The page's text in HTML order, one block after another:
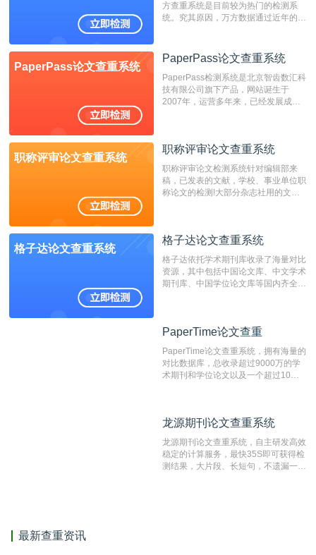
方查重系统是目前较为热门的检测系
统。究其原因，万方数据通过近年的发
检测系统，其真实性和权威性无可厚
非。其次，相对于知网而言，万方检测
费用少，上手容易，是学生初次论文查
重的推荐系统。
PaperPass论文查重系统
PaperPass论文查重系统
PaperPass检测系统是北京智齿数汇科
技有限公司旗下产品，网站诞生于
2007年，运营多年来，已经发展成为
检测速度快、精度高，市场反映良好。
职称评审论文查重系统
职称评审论文查重系统
职称评审论文检测系统针对编辑部来
稿，已发表的文献，学校、事业单位职
称论文的检测!大部分杂志社用的文献
编辑部检测来稿和已发表的文献,检测
测时注意填写第一作者,才能排除已发
表文献复制比。（限制字符数1万）
格子达论文查重系统
格子达论文查重系统
格子达依托学术期刊库收录了海量对比
资源，其中包括中国论文库、中文学术
期刊库、中国学位论文库等国内齐全的
系统，可检测中文、英文两种语言的论
PaperTime论文查重
PaperTime论文查重系统，拥有海量的
对比数据库，总收录超过9000万的学
术期刊和学位论文以及一个超过10亿
对，利用指纹索引快速而精准地在云检
有相似的片段，该项技术检测速度快、
准确率高，市场反映良好。
龙源期刊论文查重系统
龙源期刊论文查重系统，自主研发高效
稳定的计算服务，最快35S即可获得检
测结果，大片段、长短句，不遗漏一处
最新查重资讯